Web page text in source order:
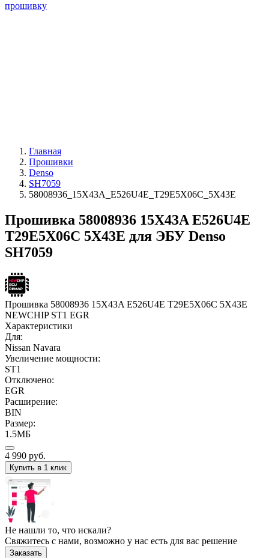
прошивку
Главная
Прошивки
Denso
SH7059
58008936_15X43A_E526U4E_T29E5X06C_5X43E
Прошивка 58008936 15X43A E526U4E
T29E5X06C 5X43E для ЭБУ Denso
SH7059
Прошивка 58008936 15X43A E526U4E T29E5X06C 5X43E
NEWCHIP ST1 EGR
Характеристики
Для:
Nissan Navara
Увеличение мощности:
ST1
Отключено:
EGR
Расширение:
BIN
Размер:
1.5МБ
4 990 руб.
Купить в 1 клик
Не нашли то, что искали?
Свяжитесь с нами, возможно у нас есть для вас решение
Заказать